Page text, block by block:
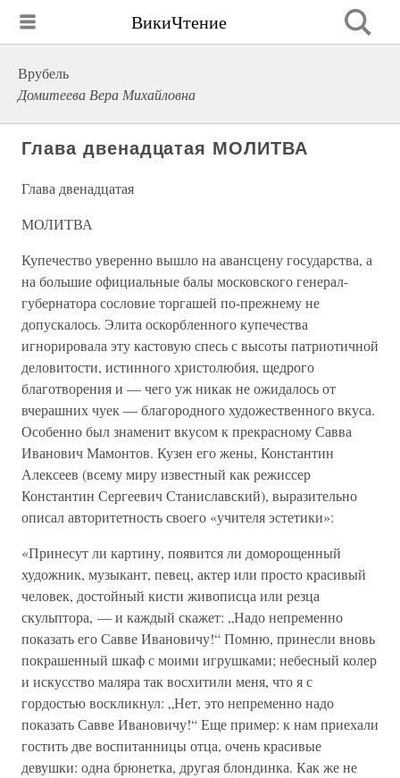
ВикиЧтение
Врубель
Домитеева Вера Михайловна
Глава двенадцатая МОЛИТВА
Глава двенадцатая
МОЛИТВА
Купечество уверенно вышло на авансцену государства, а
на большие официальные балы московского генерал-
губернатора сословие торгашей по-прежнему не
допускалось. Элита оскорбленного купечества
игнорировала эту кастовую спесь с высоты патриотичной
деловитости, истинного христолюбия, щедрого
благотворения и — чего уж никак не ожидалось от
вчерашних чуек — благородного художественного вкуса.
Особенно был знаменит вкусом к прекрасному Савва
Иванович Мамонтов. Кузен его жены, Константин
Алексеев (всему миру известный как режиссер
Константин Сергеевич Станиславский), выразительно
описал авторитетность своего «учителя эстетики»:
«Принесут ли картину, появится ли доморощенный
художник, музыкант, певец, актер или просто красивый
человек, достойный кисти живописца или резца
скульптора, — и каждый скажет: „Надо непременно
показать его Савве Ивановичу!“ Помню, принесли вновь
покрашенный шкаф с моими игрушками; небесный колер
и искусство маляра так восхитили меня, что я с
гордостью воскликнул: „Нет, это непременно надо
показать Савве Ивановичу!“ Еще пример: к нам приехали
гостить две воспитанницы отца, очень красивые
девушки: одна брюнетка, другая блондинка. Как же не